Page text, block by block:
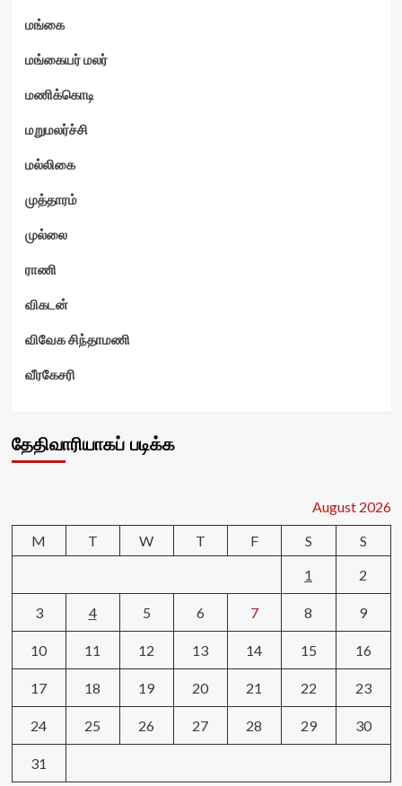
மங்கை
மங்கையர் மலர்
மணிக்கொடி
மறுமலர்ச்சி
மல்லிகை
முத்தாரம்
முல்லை
ராணி
விகடன்
விவேக சிந்தாமணி
வீரகேசரி
தேதிவாரியாகப் படிக்க
August 2026
M
T W T F S
S
1
2
3 4 5 6 7 8 9
10 11 12 13 14 15 16
17 18 19 20 21 22 23
24 25 26 27 28 29 30
31